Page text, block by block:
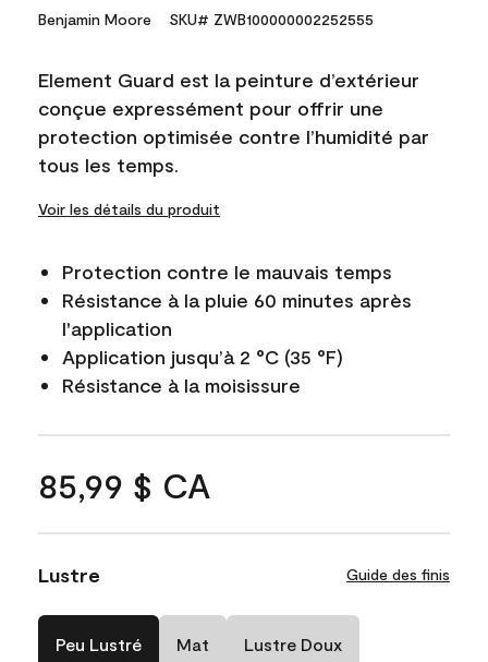
Benjamin Moore SKU# ZWB100000002252555
Element Guard est la peinture d’extérieur
conçue expressément pour offrir une
protection optimisée contre l’humidité par
tous les temps.
Voir les détails du produit
Protection contre le mauvais temps
Résistance à la pluie 60 minutes après
l'application
Application jusqu’à 2 °C (35 °F)
Résistance à la moisissure
85,99 $ CA
Lustre Guide des finis
Peu Lustré Mat Lustre Doux